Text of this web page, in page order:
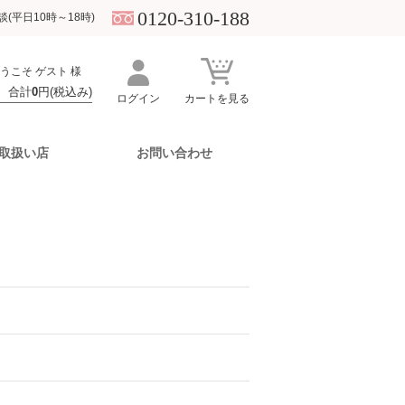
(平日10時～18時) 0120-310-188
こそ ゲスト 様
合計0円(税込み) ログイン カートを見る
読みもの ～美肌理論～
エビデンス スキンケア
ID連携でお買い物がもっと便利に
パウダーパフ
扱い店 お問い合わせ